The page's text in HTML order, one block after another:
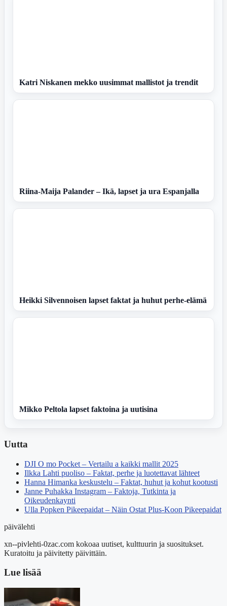
Katri Niskanen mekko uusimmat mallistot ja trendit
Riina-Maija Palander – Ikä, lapset ja ura Espanjalla
Heikki Silvennoisen lapset faktat ja huhut perhe-elämä
Mikko Peltola lapset faktoina ja uutisina
Uutta
DJI O mo Pocket – Vertailu a kaikki mallit 2025
Ilkka Lahti puoliso – Faktat, perhe ja luotettavat lähteet
Hanna Himanka keskustelu – Faktat, huhut ja kohut kootusti
Janne Puhakka Instagram – Faktoja, Tutkinta ja
Oikeudenkaynti
Ulla Popken Pikeepaidat – Näin Ostat Plus-Koon Pikeepaidat
päivälehti
xn--pivlehti-0zac.com kokoaa uutiset, kulttuurin ja suositukset.
Kuratoitu ja päivitetty päivittäin.
Lue lisää